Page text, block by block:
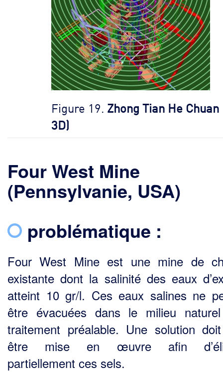
Figure 19. Zhong Tian He Chuan
3D)
Four West Mine
(Pennsylvanie, USA)
problématique :
Four West Mine est une mine de
existante dont la salinité des eaux
atteint 10 gr/l. Ces eaux salines ne
être évacuées dans le milieu
traitement préalable. Une solution
être mise en œuvre afin
partiellement ces sels.